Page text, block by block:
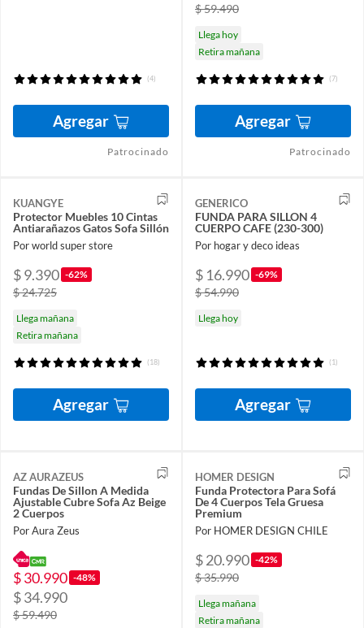
(4)
Agregar
Patrocinado
$ 59.490
Llega hoy
Retira mañana
(7)
Agregar
Patrocinado
KUANGYE
Protector Muebles 10 Cintas
Antiarañazos Gatos Sofa Sillón
Por world super store
$ 9.390 -62%
$ 24.725
Llega mañana
Retira mañana
(18)
Agregar
GENERICO
FUNDA PARA SILLON 4
CUERPO CAFE (230-300)
Por hogar y deco ideas
$ 16.990 -69%
$ 54.990
Llega hoy
(1)
Agregar
AZ AURAZEUS
Fundas De Sillon A Medida
Ajustable Cubre Sofa Az Beige
2 Cuerpos
Por Aura Zeus
$ 30.990 -48%
$ 34.990
$ 59.490
HOMER DESIGN
Funda Protectora Para Sofá
De 4 Cuerpos Tela Gruesa
Premium
Por HOMER DESIGN CHILE
$ 20.990 -42%
$ 35.990
Llega mañana
Retira mañana